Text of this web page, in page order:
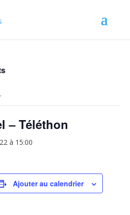
– Téléthon
à 15:00
Ajouter au calendrier